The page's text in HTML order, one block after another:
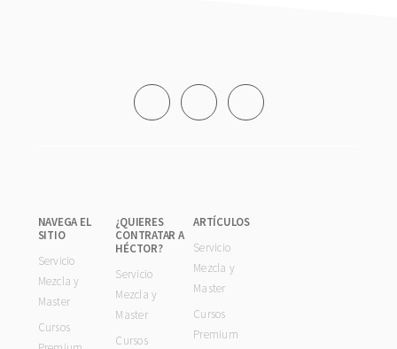
NAVEGA EL
SITIO
Servicio
Mezcla y
Master
Cursos
¿QUIERES
CONTRATAR A
HÉCTOR?
Servicio
Mezcla y
Master
Cursos
ARTÍCULOS
Servicio
Mezcla y
Master
Cursos
Premium